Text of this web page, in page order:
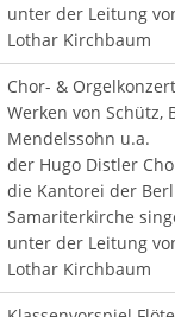
unter der Leitung
Lothar Kirchbaum
Chor- &
Werken von Schütz,
Mendelssohn u.a.
der Hugo Distler
die Kantorei der
Samariterkirche
unter der Leitung
Lothar Kirchbaum